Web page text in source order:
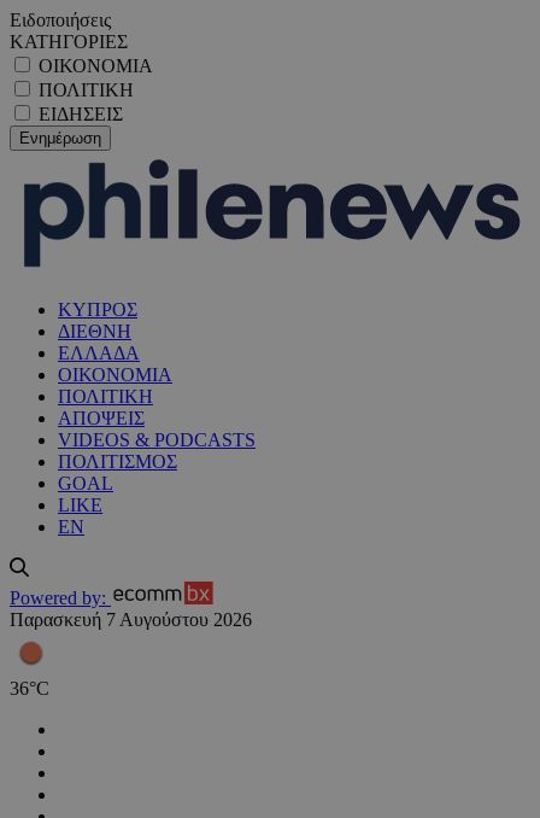
Ειδοποιήσεις
ΚΑΤΗΓΟΡΙΕΣ
ΟΙΚΟΝΟΜΙΑ
ΠΟΛΙΤΙΚΗ
ΕΙΔΗΣΕΙΣ
ΚΥΠΡΟΣ
ΔΙΕΘΝΗ
ΕΛΛΑΔΑ
ΟΙΚΟΝΟΜΙΑ
ΠΟΛΙΤΙΚΗ
ΑΠΟΨΕΙΣ
VIDEOS & PODCASTS
ΠΟΛΙΤΙΣΜΟΣ
GOAL
LIKE
EN
Powered by:
Παρασκευή 7 Αυγούστου 2026
36°C